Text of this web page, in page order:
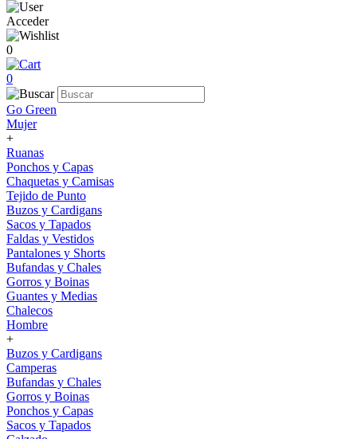
Acceder
0
0
Go Green
Mujer
+
Ruanas
Ponchos y Capas
Chaquetas y Camisas
Tejido de Punto
Buzos y Cardigans
Sacos y Tapados
Faldas y Vestidos
Pantalones y Shorts
Bufandas y Chales
Gorros y Boinas
Guantes y Medias
Chalecos
Hombre
+
Buzos y Cardigans
Camperas
Bufandas y Chales
Gorros y Boinas
Ponchos y Capas
Sacos y Tapados